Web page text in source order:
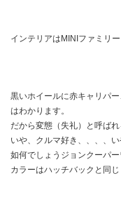
インテリアはMINIファミリ
黒いホイールに赤キャリパ
はわかります。
だから変態（失礼）と呼ば
いや、クルマ好き、、、、
如何でしょうジョンクーパ
カラーはハッチバックと同